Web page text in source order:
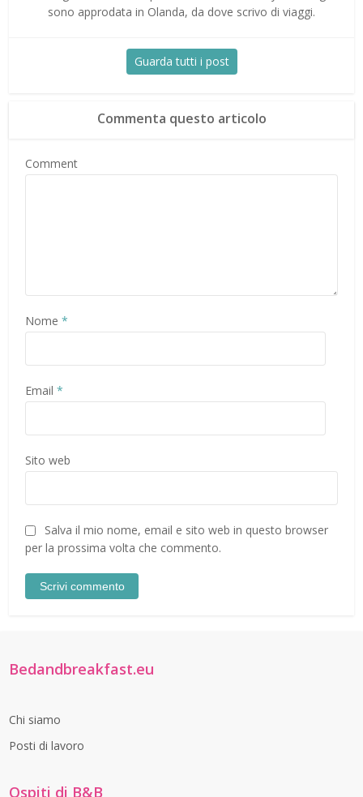
sono approdata in Olanda, da dove scrivo di viaggi.
Guarda tutti i post
Commenta questo articolo
Comment
Nome*
Email*
Sito web
Salva il mio nome, email e sito web in questo browser
per la prossima volta che commento.
Bedandbreakfast.eu
Chi siamo
Posti di lavoro
Ospiti di B&B